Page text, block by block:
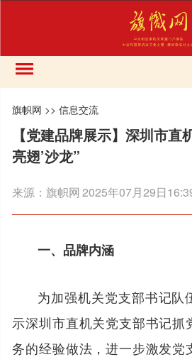
旗帜网 >>信息交流
【党建品牌展示】深圳市直
亮翅’沙龙”
来源：旗帜网2025年07月29日
一、品牌内涵
为加强机关党支部书记队
示深圳市直机关党支部书记抓
务的经验做法，进一步激发党